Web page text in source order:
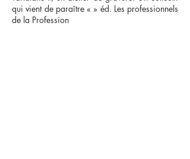
qui vient de paraître « » éd. Les professionnels
de la Profession